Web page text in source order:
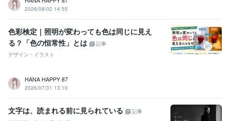
Webデザイン
学歴
明治学院大学 2011年3月 ~ 2015年2月
2026/08/02 14:55
色彩検定｜照明が変わっても色は同じに見え
る？「色の恒常性」とは
記事
デザイン・イラスト
HANA HAPPY 87
2026/07/31 13:10
文字は、読まれる前に見られている
記事